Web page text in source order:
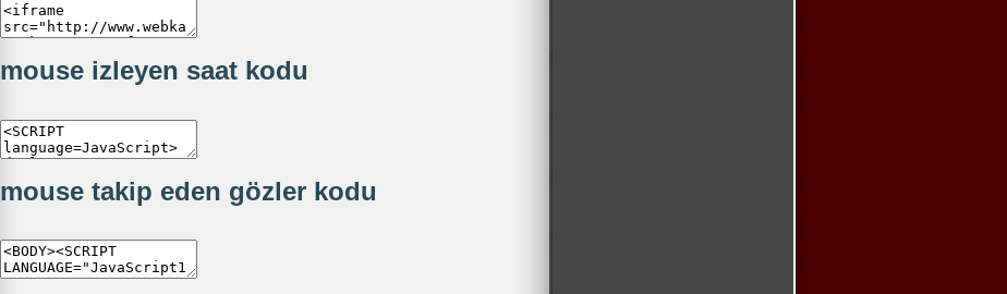
mouse izleyen saat kodu
mouse takip eden gözler kodu